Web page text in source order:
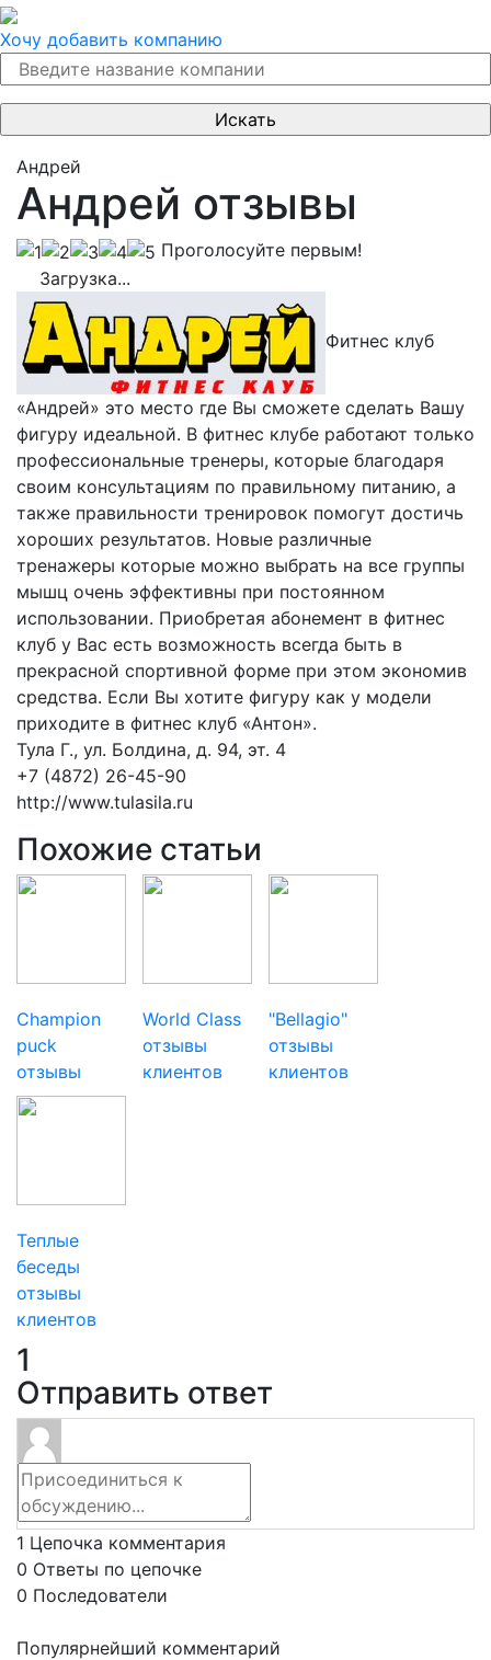
Хочу добавить компанию
Андрей
Андрей отзывы
Проголосуйте первым!
Загрузка...
Фитнес клуб
«Андрей» это место где Вы сможете сделать Вашу
фигуру идеальной. В фитнес клубе работают только
профессиональные тренеры, которые благодаря
своим консультациям по правильному питанию, а
также правильности тренировок помогут достичь
хороших результатов. Новые различные
тренажеры которые можно выбрать на все группы
мышц очень эффективны при постоянном
использовании. Приобретая абонемент в фитнес
клуб у Вас есть возможность всегда быть в
прекрасной спортивной форме при этом экономив
средства. Если Вы хотите фигуру как у модели
приходите в фитнес клуб «Антон».
Тула Г., ул. Болдина, д. 94, эт. 4
+7 (4872) 26-45-90
http://www.tulasila.ru
Похожие статьи
Champion
puck
отзывы
World Class
отзывы
клиентов
"Bellagio"
отзывы
клиентов
Теплые
беседы
отзывы
клиентов
1
Отправить ответ
1 Цепочка комментария
0 Ответы по цепочке
0 Последователи
Популярнейший комментарий